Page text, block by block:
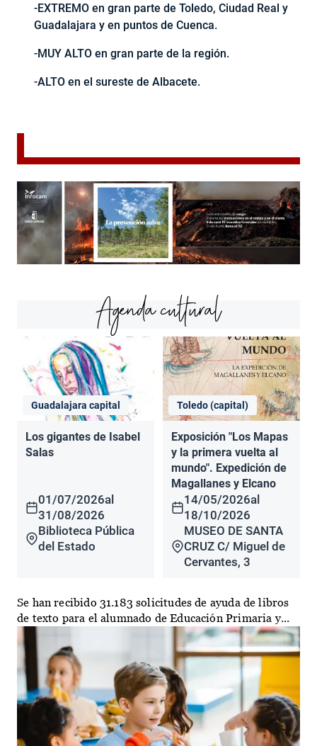
-EXTREMO en gran parte de Toledo, Ciudad Real y
Guadalajara y en puntos de Cuenca.
-MUY ALTO en gran parte de la región.
-ALTO en el sureste de Albacete.
Agenda cultural
Guadalajara capital
Los gigantes de Isabel
Salas
01/07/2026al
31/08/2026
Biblioteca Pública
del Estado
Toledo (capital)
Exposición "Los Mapas
y la primera vuelta al
mundo". Expedición de
Magallanes y Elcano
14/05/2026al
18/10/2026
MUSEO DE SANTA
CRUZ C/ Miguel de
Cervantes, 3
Se han recibido 31.183 solicitudes de ayuda de libros
de texto para el alumnado de Educación Primaria y...